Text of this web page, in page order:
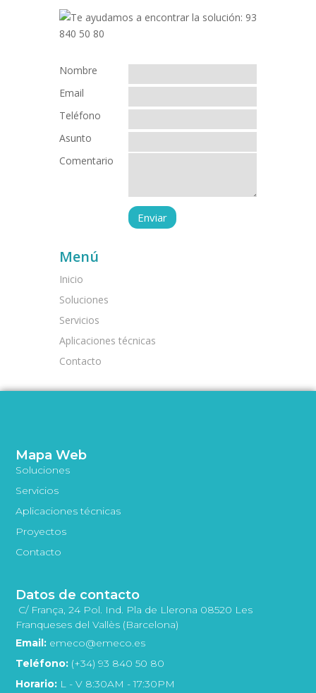
Nombre
Email
Teléfono
Asunto
Comentario
Menú
Inicio
Soluciones
Servicios
Aplicaciones técnicas
Contacto
Mapa Web
Soluciones
Servicios
Aplicaciones técnicas
Proyectos
Contacto
Datos de contacto
C/ França, 24 Pol. Ind. Pla de Llerona 08520 Les
Franqueses del Vallès (Barcelona)
Email: emeco@emeco.es
Teléfono: (+34) 93 840 50 80
Horario: L - V 8:30AM - 17:30PM